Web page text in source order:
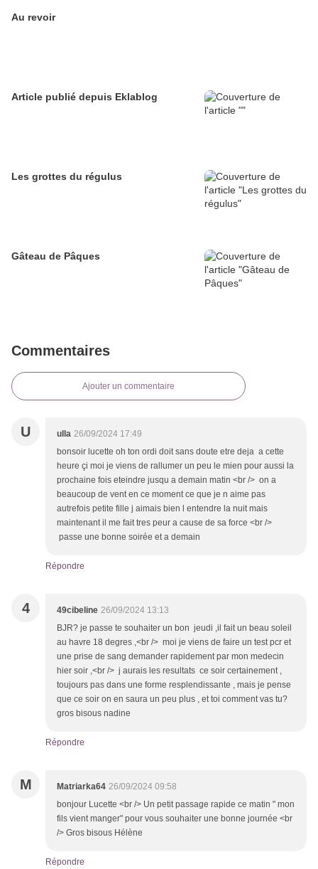
Au revoir
Article publié depuis Eklablog
Les grottes du régulus
Gâteau de Pâques
Commentaires
Ajouter un commentaire
U ulla 26/09/2024 17:49
bonsoir lucette oh ton ordi doit sans doute etre deja a cette
heure çi moi je viens de rallumer un peu le mien pour aussi la
prochaine fois eteindre jusqu a demain matin <br /> on a
beaucoup de vent en ce moment ce que je n aime pas
autrefois petite fille j aimais bien l entendre la nuit mais
maintenant il me fait tres peur a cause de sa force <br />
passe une bonne soirée et a demain
Répondre
4 49cibeline 26/09/2024 13:13
BJR? je passe te souhaiter un bon jeudi ,il fait un beau soleil
au havre 18 degres ,<br /> moi je viens de faire un test pcr et
une prise de sang demander rapidement par mon medecin
hier soir ,<br /> j aurais les resultats ce soir certainement ,
toujours pas dans une forme resplendissante , mais je pense
que ce soir on en saura un peu plus , et toi comment vas tu?
gros bisous nadine
Répondre
M Matriarka64 26/09/2024 09:58
bonjour Lucette <br /> Un petit passage rapide ce matin " mon
fils vient manger" pour vous souhaiter une bonne journée <br
/> Gros bisous Hélène
Répondre